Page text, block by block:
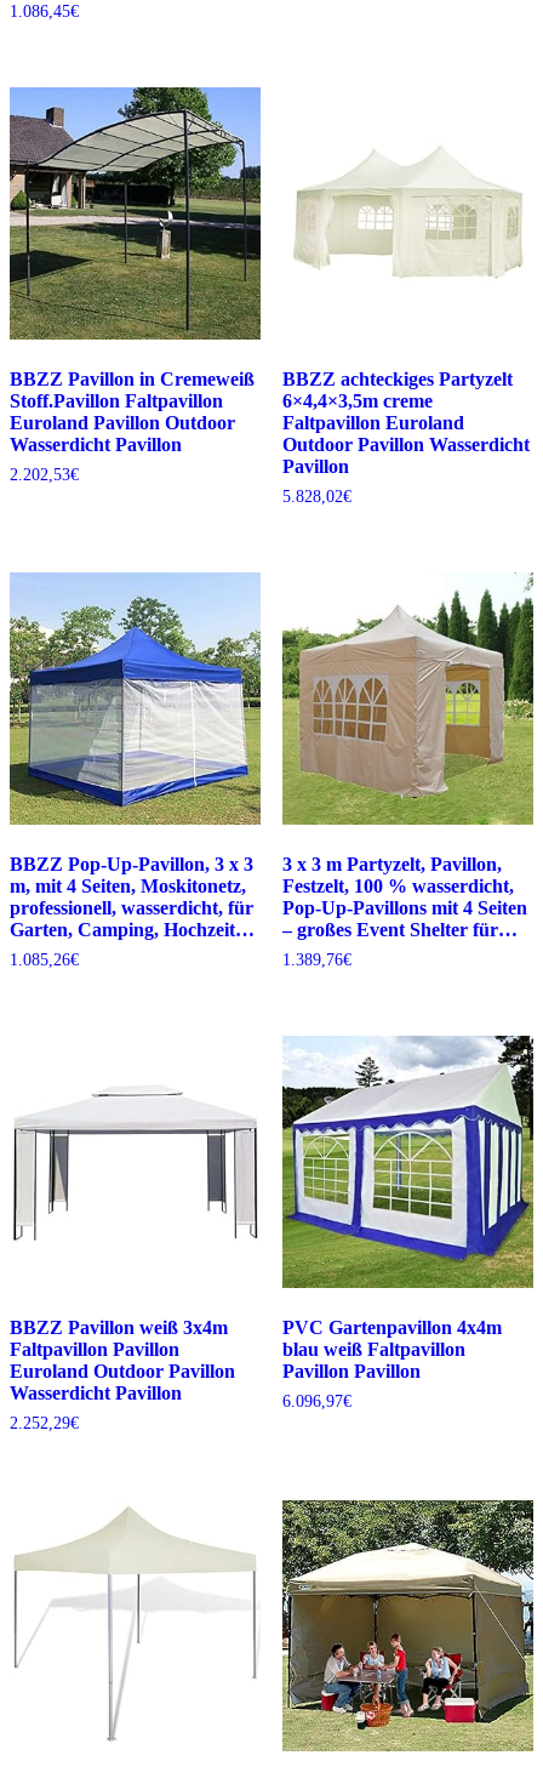
1.086,45€
BBZZ Pavillon in Cremeweiß
Stoff.Pavillon Faltpavillon
Euroland Pavillon Outdoor
Wasserdicht Pavillon
2.202,53€
BBZZ achteckiges Partyzelt
6×4,4×3,5m creme
Faltpavillon Euroland
Outdoor Pavillon Wasserdicht
Pavillon
5.828,02€
BBZZ Pop-Up-Pavillon, 3 x 3
m, mit 4 Seiten, Moskitonetz,
professionell, wasserdicht, für
Garten, Camping, Hochzeit…
1.085,26€
3 x 3 m Partyzelt, Pavillon,
Festzelt, 100 % wasserdicht,
Pop-Up-Pavillons mit 4 Seiten
– großes Event Shelter für…
1.389,76€
BBZZ Pavillon weiß 3x4m
Faltpavillon Pavillon
Euroland Outdoor Pavillon
Wasserdicht Pavillon
2.252,29€
PVC Gartenpavillon 4x4m
blau weiß Faltpavillon
Pavillon Pavillon
6.096,97€